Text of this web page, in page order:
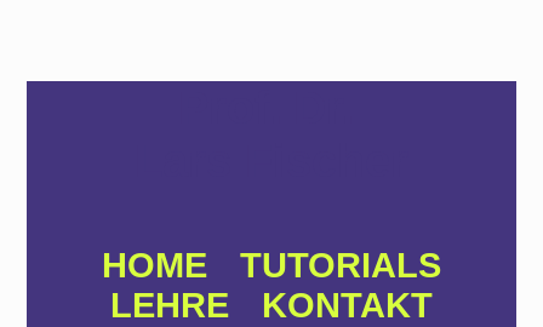
HOME
TUTORIALS
LEHRE
KONTAKT